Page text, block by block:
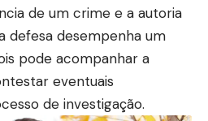
de um crime e a autoria
defesa desempenha um
pode acompanhar a
eventuais
de investigação.